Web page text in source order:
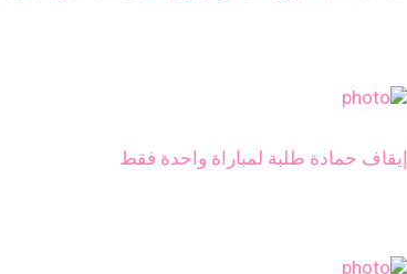
إيقاف حمادة طلبة لمباراة واحدة فقط